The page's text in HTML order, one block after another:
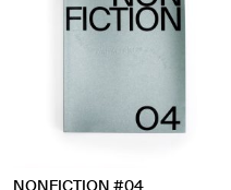
NONFICTION #04